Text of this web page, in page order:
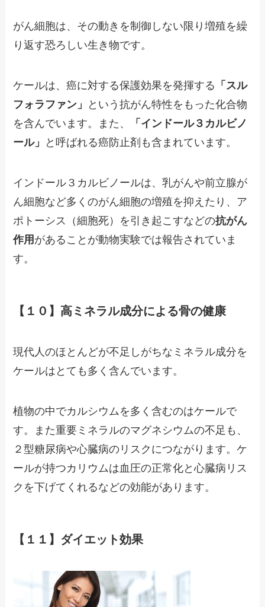
がん細胞は、その動きを制御しない限り増殖を繰
り返す恐ろしい生き物です。
ケールは、癌に対する保護効果を発揮する 「スル
フォラファン」
という抗がん特性をもった化合物
を含んでいます。また、
「インドール３カルビノ
ール」
と呼ばれる癌防止剤も含まれています。
インドール３カルビノールは、乳がんや前立腺が
ん細胞など多くのがん細胞の増殖を抑えたり、ア
ポトーシス（細胞死）を引き起こすなどの抗がん
作用 があることが動物実験では報告されていま
す。
【１０】高ミネラル成分による骨の健康
現代人のほとんどが不足しがちなミネラル成分を
ケールはとても多く含んでいます。
植物の中でカルシウムを多く含むのはケールで
す。また重要ミネラルのマグネシウムの不足も、
２型糖尿病や心臓病のリスクにつながります。ケ
ールが持つカリウムは血圧の正常化と心臓病リス
クを下げてくれるなどの効能があります。
【１１】ダイエット効果